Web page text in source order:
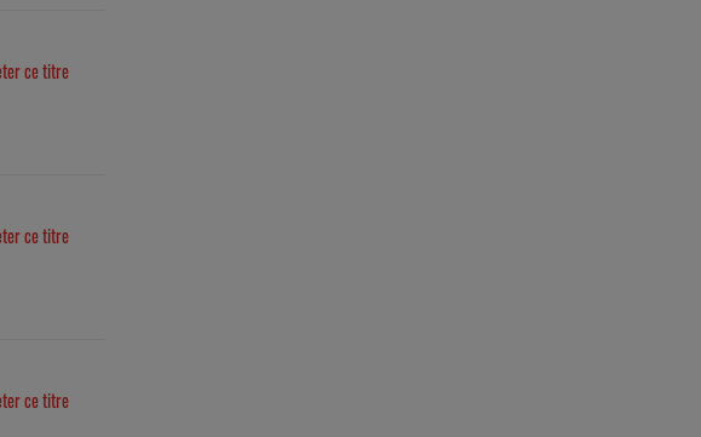
ce titre
ce titre
ce titre